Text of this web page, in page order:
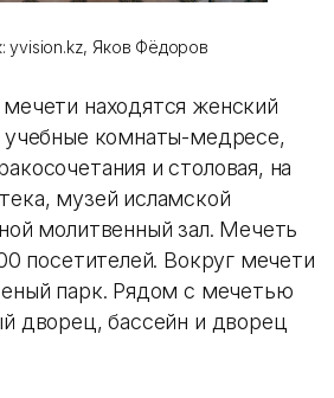
yvision.kz, Яков Фёдоров
находятся женский
учебные комнаты-медресе,
и столовая, на
музей исламской
молитвенный зал. Мечеть
посетителей. Вокруг мечети
парк. Рядом с мечетью
дворец, бассейн и дворец